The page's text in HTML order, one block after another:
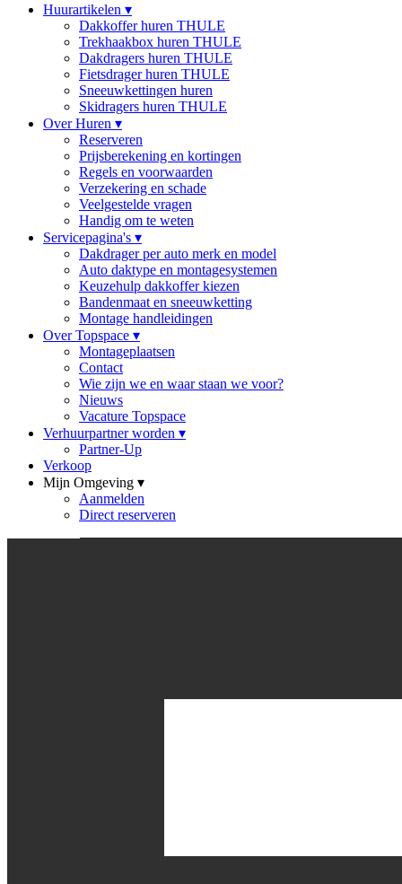
Huurartikelen ▾
Dakkoffer huren THULE
Trekhaakbox huren THULE
Dakdragers huren THULE
Fietsdrager huren THULE
Sneeuwkettingen huren
Skidragers huren THULE
Over Huren ▾
Reserveren
Prijsberekening en kortingen
Regels en voorwaarden
Verzekering en schade
Veelgestelde vragen
Handig om te weten
Servicepagina's ▾
Dakdrager per auto merk en model
Auto daktype en montagesystemen
Keuzehulp dakkoffer kiezen
Bandenmaat en sneeuwketting
Montage handleidingen
Over Topspace ▾
Montageplaatsen
Contact
Wie zijn we en waar staan we voor?
Nieuws
Vacature Topspace
Verhuurpartner worden ▾
Partner-Up
Verkoop
Mijn Omgeving ▾
Aanmelden
Direct reserveren